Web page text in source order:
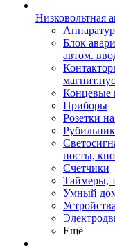
Низковольтная
Блок
автом.
Концевые
Приборы
Розетки
посты,
Счетчики
Таймеры,
Умный
Ещё